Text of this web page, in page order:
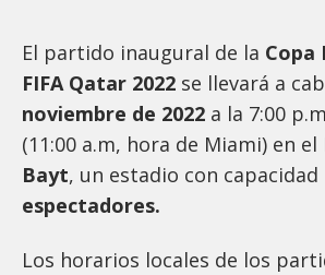
El partido inaugural de la Copa
FIFA Qatar 2022 se llevará a
noviembre de 2022 a la 7:00
(11:00 a.m, hora de Miami) en el
Bayt, un estadio con capacidad
espectadores.
Los horarios locales de los